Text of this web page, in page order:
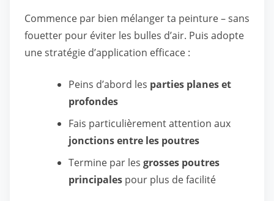
Commence par bien mélanger ta peinture – sans
fouetter pour éviter les bulles d’air. Puis adopte
une stratégie d’application efficace :
Peins d’abord les parties planes et
profondes
Fais particulièrement attention aux
jonctions entre les poutres
Termine par les grosses poutres
principales pour plus de facilité